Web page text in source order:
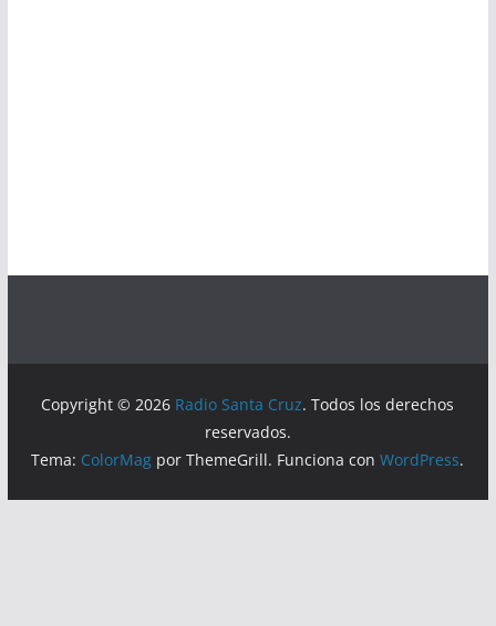
Copyright © 2026 Radio Santa Cruz. Todos los derechos
reservados.
Tema: ColorMag por ThemeGrill. Funciona conWordPress.